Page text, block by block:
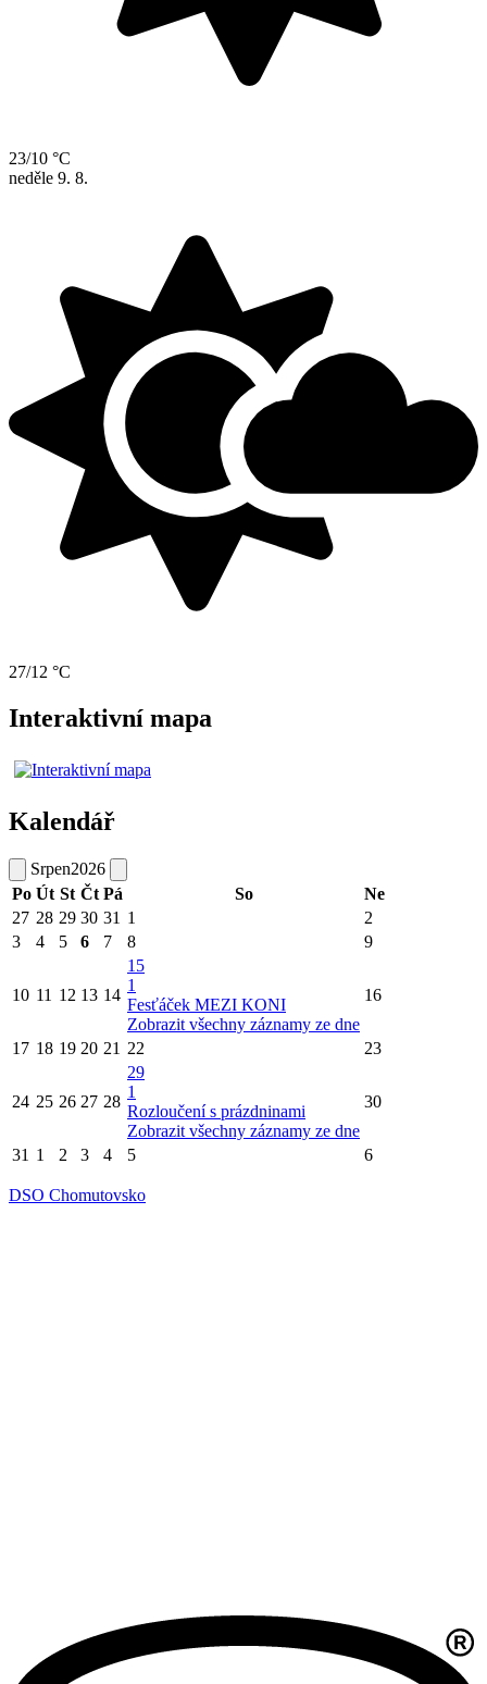
23/10 °C
neděle 9. 8.
27/12 °C
Interaktivní mapa
Kalendář
Srpen2026
Po Út St Čt Pá So
Ne
27 28 29 30 31 1
2
3
4 5 6 7 8 9
10 11 12 13 14
15
1
Fesťáček MEZI KONI
Zobrazit všechny záznamy ze dne
16
17 18 19 20 21 22 23
24 25 26 27 28
29
1
Rozloučení s prázdninami
Zobrazit všechny záznamy ze dne
30
31 1 2 3 4 5 6
DSO Chomutovsko